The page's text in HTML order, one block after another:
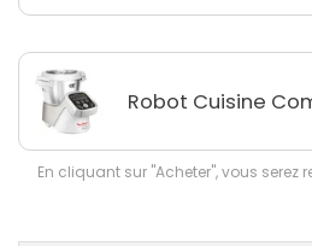
Robot Cuisine
En cliquant sur "Acheter", vous serez